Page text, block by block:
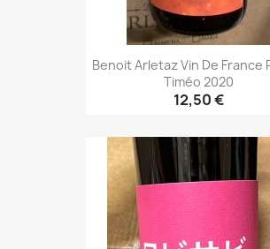
Benoit Arletaz Vin De France
Timéo 2020
12,50 €